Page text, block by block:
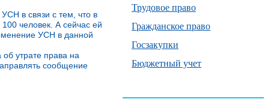
в связи с тем, что в
человек. А сейчас ей
УСН в данной
утрате права на
сообщение
Трудовое право
Гражданское право
Госзакупки
Бюджетный учет